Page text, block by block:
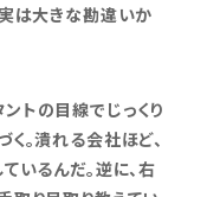
は大きな勘違いか
トの目線でじっくり
。潰れる会社ほど、
いるんだ。逆に、右